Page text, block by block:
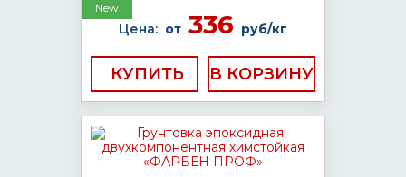
New
Цена: от 336 руб/кг
КУПИТЬ